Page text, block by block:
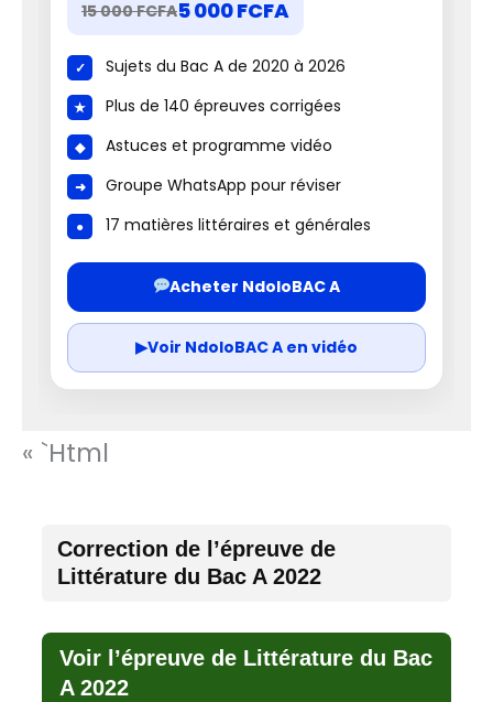
15 000 FCFA5 000 FCFA
Sujets du Bac A de 2020 à 2026
Plus de 140 épreuves corrigées
Astuces et programme vidéo
Groupe WhatsApp pour réviser
17 matières littéraires et générales
Acheter NdoloBAC A
▶Voir NdoloBAC A en vidéo
« `html
Correction de l’épreuve de
Littérature du Bac A 2022
Voir l’épreuve de Littérature du Bac
A 2022